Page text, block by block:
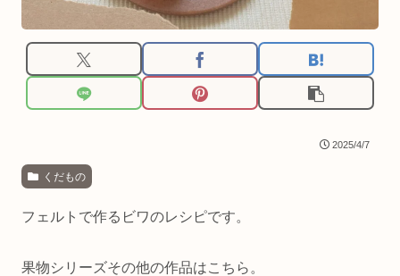
2025/4/7
くだもの
フェルトで作るビワのレシピです。
果物シリーズその他の作品はこちら。